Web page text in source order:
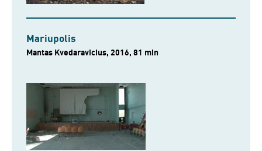
Mariupolis
Mantas Kvedaravicius, 2016, 81 min